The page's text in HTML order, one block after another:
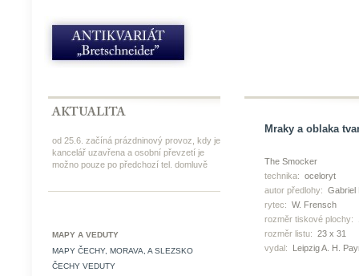
od 25.6. začíná prázdninový provoz, kdy je
kancelář uzavřena a osobní převzetí je
možno pouze po předchozí tel. domluvě
MAPY A VEDUTY
MAPY ČECHY, MORAVA, A SLEZSKO
ČECHY VEDUTY
Mraky a oblaka
The Smocker
technika: oceloryt
autor předlohy: Gabriel
rytec: W. Frensch
rozměr tiskové plochy:
rozměr listu: 23 x 31
vydal:
Leipzig A. H.